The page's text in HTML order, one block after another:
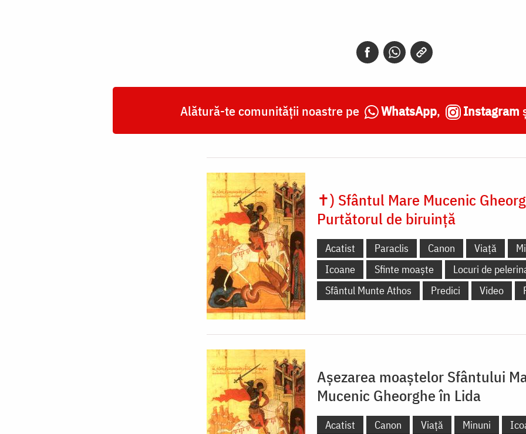
Alătură-te comunității noastre pe WhatsApp, Instagram
✝) Sfântul Mare Mucenic
Purtătorul de biruință
Acatist Paraclis Canon Viață
Icoane
Sfinte moaște
Locuri de
Sfântul Munte Athos
Predici Video
Așezarea moaștelor Sfântului
Mucenic Gheorghe în Lida
Acatist Canon Viață Minuni